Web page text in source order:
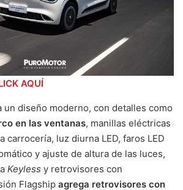
AQUÍ
un diseño moderno, con detalles como
en las ventanas, manillas eléctricas
carrocería, luz diurna LED, faros LED
y ajuste de altura de las luces,
Keyless y retrovisores con
Flagship agrega retrovisores con